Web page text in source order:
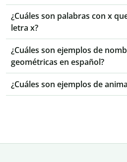
¿Cuáles son palabras con x
letra x?
¿Cuáles son ejemplos de
geométricas en español?
¿Cuáles son ejemplos de